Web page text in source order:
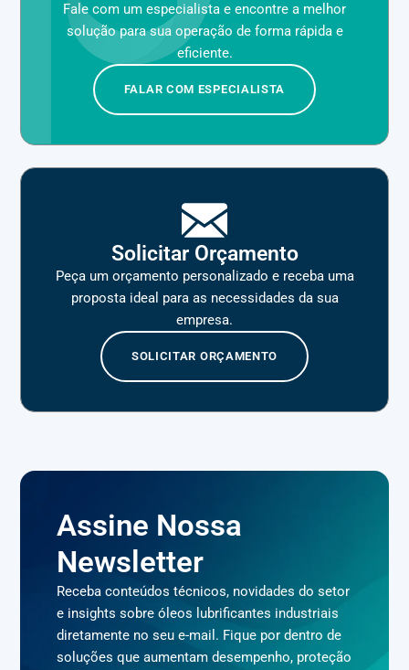
Fale com um especialista e encontre a melhor
solução para sua operação de forma rápida e
eficiente.
FALAR COM ESPECIALISTA
Solicitar Orçamento
Peça um orçamento personalizado e receba uma
proposta ideal para as necessidades da sua
empresa.
SOLICITAR ORÇAMENTO
Assine Nossa
Newsletter
Receba conteúdos técnicos, novidades do setor
e insights sobre óleos lubrificantes industriais
diretamente no seu e-mail. Fique por dentro de
soluções que aumentam desempenho, proteção